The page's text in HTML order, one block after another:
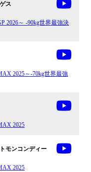
ス
2026～ -90kg世界最強決
2025～-70kg世界最強
2025
モンコンディー
2025